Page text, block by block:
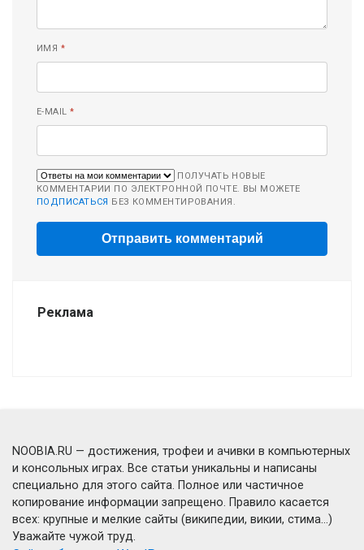
ИМЯ *
E-MAIL*
ПОЛУЧАТЬ НОВЫЕ
КОММЕНТАРИИ ПО ЭЛЕКТРОННОЙ ПОЧТЕ. ВЫ МОЖЕТЕ
ПОДПИСАТЬСЯ БЕЗ КОММЕНТИРОВАНИЯ.
Реклама
NOOBIA.RU — достижения, трофеи и ачивки в компьютерных
и консольных играх. Все статьи уникальны и написаны
специально для этого сайта. Полное или частичное
копирование информации запрещено. Правило касается
всех: крупные и мелкие сайты (википедии, викии, стима...)
Уважайте чужой труд.